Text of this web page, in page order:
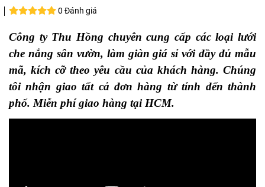
0 Đánh giá
Công ty Thu Hồng chuyên cung cấp các loại lưới
che nắng sân vườn, làm giàn giá sỉ với đầy đủ mẫu
mã, kích cỡ theo yêu cầu của khách hàng. Chúng
tôi nhận giao tất cả đơn hàng từ tỉnh đến thành
phố. Miễn phí giao hàng tại HCM.